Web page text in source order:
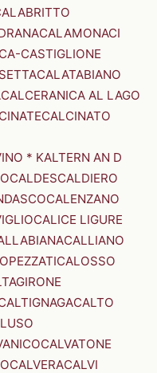
CALAMONACI
CASTIGLIONE
CALATABIANO
CALCERANICA AL LAGO
CALCINATO
* KALTERN AN D
CALDESCALDIERO
CALENZANO
CALICE LIGURE
CALLIANO
CALOSSO
CALTO
CALVATONE
CALVERACALVI